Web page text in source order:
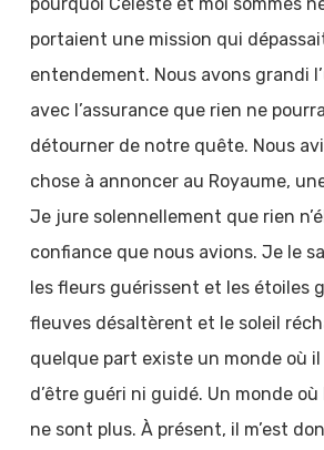
portaient une mission qui
entendement. Nous avons grandi
avec l’assurance que rien ne
détourner de notre quête. Nous
chose à annoncer au Royaume,
Je jure solennellement que rien
confiance que nous avions. Je le
les fleurs guérissent et les étoiles
fleuves désaltèrent et le soleil
quelque part existe un monde où il
d’être guéri ni guidé. Un monde
ne sont plus. À présent, il m’est